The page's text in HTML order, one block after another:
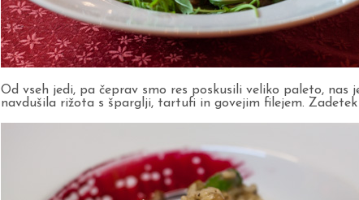
Od vseh jedi, pa čeprav smo res poskusili veliko paleto, nas
navdušila rižota s šparglji, tartufi in govejim filejem.